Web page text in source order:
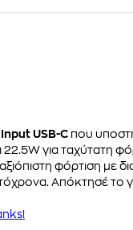
Input USB-Cπου
22.5W για ταχύτατη
φόρτιση με
Απόκτησέ το